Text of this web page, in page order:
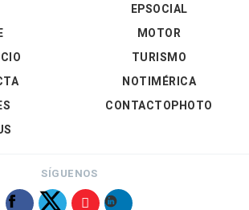
EPSOCIAL
MOTOR
TURISMO
NOTIMÉRICA
CONTACTOPHOTO
SÍGUENOS